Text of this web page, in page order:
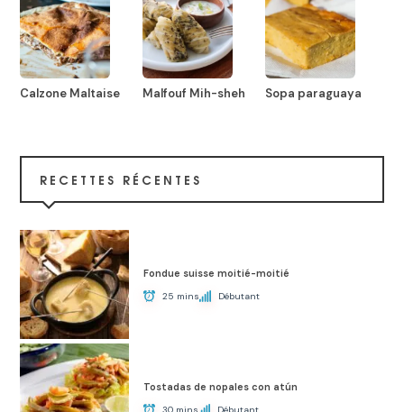
Calzone Maltaise Malfouf Mih-sheh Sopa paraguaya
RECETTES RÉCENTES
Fondue suisse moitié-moitié
25 mins Débutant
Tostadas de nopales con atún